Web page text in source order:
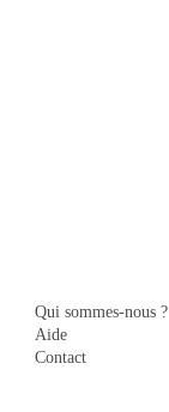
Qui sommes-nous ?
Aide
Contact